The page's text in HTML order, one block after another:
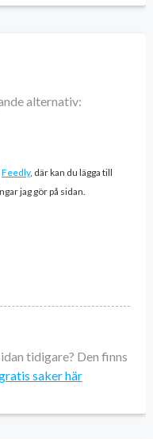
alternativ:
Feedly, där kan du lägga till
jag gör på sidan.
tidigare? Den finns
saker här